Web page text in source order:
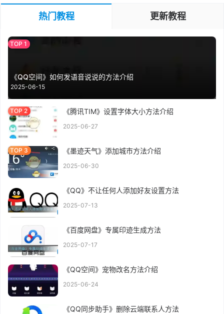
热门教程 更新教程
《QQ空间》如何发语音说说的方法介绍
2025-06-15
《腾讯TIM》设置字体大小方法介绍
2025-06-27
《墨迹天气》添加城市方法介绍
2025-06-30
《QQ》不让任何人添加好友设置方法
2025-07-13
《百度网盘》专属印迹生成方法
2025-07-17
《QQ空间》宠物改名方法介绍
2025-06-24
《QQ同步助手》删除云端联系人方法